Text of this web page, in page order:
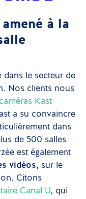
à la
dans le secteur de
Nos clients nous
caméras Kast
a su convaincre
dans
de 500 salles
est également
vidéos, sur le
Citons
Canal U, qui